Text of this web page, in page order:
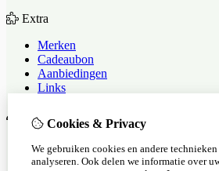
Extra
Merken
Cadeaubon
Aanbiedingen
Links
Mijn account
Bestelhistorie
Cookies & Privacy
We gebruiken cookies en andere
analyseren. Ook delen we informatie over